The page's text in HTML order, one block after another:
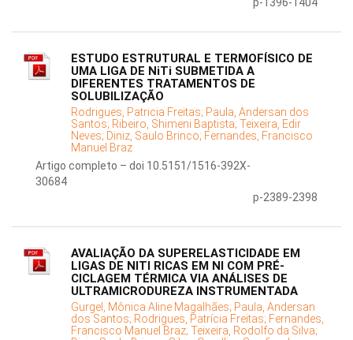
p-1396-1404
ESTUDO ESTRUTURAL E TERMOFÍSICO DE
UMA LIGA DE NiTi SUBMETIDA A
DIFERENTES TRATAMENTOS DE
SOLUBILIZAÇÃO
Rodrigues, Patricia Freitas; Paula, Andersan dos
Santos; Ribeiro, Shimeni Baptista; Teixeira, Edir
Neves; Diniz, Saulo Brinco; Fernandes, Francisco
Manuel Braz
Artigo completo – doi 10.5151/1516-392X-
30684
p-2389-2398
AVALIAÇÃO DA SUPERELASTICIDADE EM
LIGAS DE NITI RICAS EM NI COM PRÉ-
CICLAGEM TÉRMICA VIA ANÁLISES DE
ULTRAMICRODUREZA INSTRUMENTADA
Gurgel, Mônica Aline Magalhães; Paula, Andersan
dos Santos; Rodrigues, Patrícia Freitas; Fernandes,
Francisco Manuel Braz; Teixeira, Rodolfo da Silva;